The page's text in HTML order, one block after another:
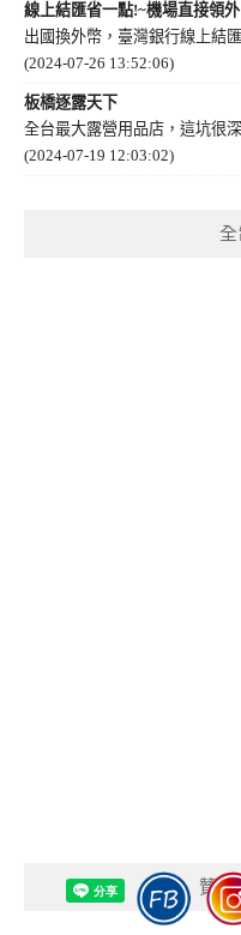
線上結匯省一點!~機場直接領
出國換外幣，臺灣銀行線上結
(2024-07-26 13:52:06)
板橋逐露天下
全台最大露營用品店，這坑很
(2024-07-19 12:03:02)
贊